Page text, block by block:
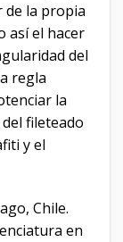
de la propia
así el hacer
del
regla
la
fileteado
y el
Chile.
en